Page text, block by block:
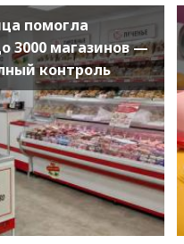
помогла
3000 магазинов —
контроль